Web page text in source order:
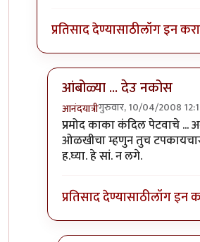
प्रतिसाद देण्यासाठीलॉग इन करा
आंबोळ्या ... देउ नकोस
आनंदयात्रीगुरुवार, 10/04/2008
In reply toमला द्या तो कंदील!
प्रमोद काका कंदिल पेटवाचे ...
ओळखीचा म्हणुन तुच
ह.घ्या. हे सां. न लगे.
प्रतिसाद देण्यासाठीलॉग इन